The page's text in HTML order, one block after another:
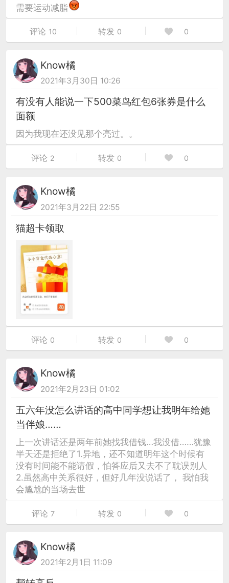
需要运动减脂
评论 10 转发 0 0
Know橘
2021年3月30日 10:26
有没有人能说一下500菜鸟红包6张券是什么
面额
因为我现在还没见那个亮过。。
评论 2 转发 0 0
Know橘
2021年3月22日 22:55
猫超卡领取
评论 0 转发 0 0
Know橘
2021年2月23日 01:02
五六年没怎么讲话的高中同学想让我明年给她
当伴娘……
上一次讲话还是两年前她找我借钱…我没借……犹豫
半天还是拒绝了1.异地，还不知道明年这个时候有
没有时间能不能请假，怕答应后又去不了耽误别人
2.虽然高中关系很好，但好几年没说话了， 我怕我
会尴尬的当场去世
评论 7 转发 0 0
Know橘
2021年2月1日 11:09